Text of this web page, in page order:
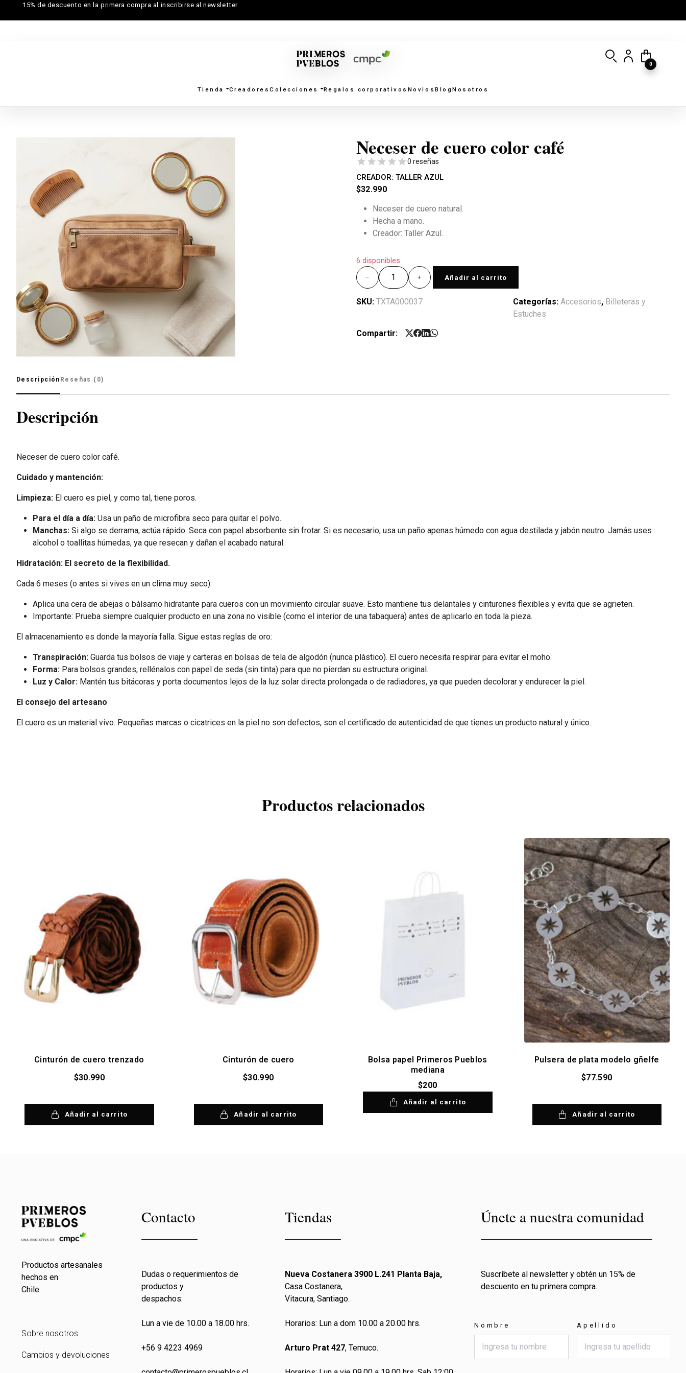
15% de descuento en la primera compra al inscribirse al newsletter
Tienda CreadoresColecciones Regalos corporativos NoviosBlogNosotros
0
Neceser de cuero color café
0 reseñas
CREADOR: TALLER AZUL
$32.990
Neceser de cuero natural.
Hecha a mano.
Creador: Taller Azul.
6 disponibles
Añadir al carrito
SKU: TXTA000037 Categorías: Accesorios, Billeteras y
Estuches
Compartir:
Descripción Reseñas (0)
Descripción
Neceser de cuero color café.
Cuidado y mantención:
Limpieza: El cuero es piel, y como tal, tiene poros.
Para el día a día: Usa un paño de microfibra seco para quitar el polvo.
Manchas: Si algo se derrama, actúa rápido. Seca con papel absorbente sin frotar. Si es necesario, usa un paño apenas húmedo con agua destilada y jabón neutro. Jamás uses
alcohol o toallitas húmedas, ya que resecan y dañan el acabado natural.
Hidratación: El secreto de la flexibilidad.
Cada 6 meses (o antes si vives en un clima muy seco):
Aplica una cera de abejas o bálsamo hidratante para cueros con un movimiento circular suave. Esto mantiene tus delantales y cinturones flexibles y evita que se agrieten.
Importante: Prueba siempre cualquier producto en una zona no visible (como el interior de una tabaquera) antes de aplicarlo en toda la pieza.
El almacenamiento es donde la mayoría falla. Sigue estas reglas de oro:
Transpiración: Guarda tus bolsos de viaje y carteras en bolsas de tela de algodón (nunca plástico). El cuero necesita respirar para evitar el moho.
Forma: Para bolsos grandes, rellénalos con papel de seda (sin tinta) para que no pierdan su estructura original.
Luz y Calor: Mantén tus bitácoras y porta documentos lejos de la luz solar directa prolongada o de radiadores, ya que pueden decolorar y endurecer la piel.
El consejo del artesano
El cuero es un material vivo. Pequeñas marcas o cicatrices en la piel no son defectos, son el certificado de autenticidad de que tienes un producto natural y único.
Productos relacionados
Cinturón de cuero trenzado
$30.990
Añadir al carrito
Cinturón de cuero
$30.990
Añadir al carrito
Bolsa papel Primeros Pueblos
mediana
$200
Añadir al carrito
Pulsera de plata modelo gñelfe
$77.590
Añadir al carrito
Productos artesanales
hechos en
Chile.
Sobre nosotros
Cambios y devoluciones
Contacto
Dudas o requerimientos de
productos y
despachos:
Lun a vie de 10.00 a 18.00 hrs.
+56 9 4223 4969
Tiendas
Nueva Costanera 3900 L.241 Planta Baja,
Casa Costanera,
Vitacura, Santiago.
Horarios: Lun a dom 10.00 a 20.00 hrs.
Arturo Prat 427, Temuco.
Únete a nuestra comunidad
Suscríbete al newsletter y obtén un 15% de
descuento en tu primera compra.
Nombre Apellido